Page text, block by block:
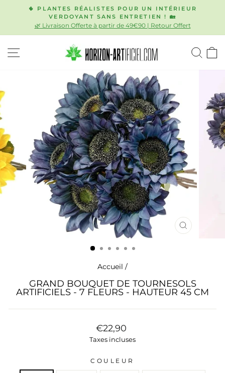
Diaporama
Pause
🌵 PLANTES RÉALISTES POUR UN INTÉRIEUR
VERDOYANT SANS ENTRETIEN ! 🏡
🌿 Livraison Offerte à partir de 49€90 | Retour Offert
NAVIGATION
FERMER
Accueil /
GRAND BOUQUET DE TOURNESOLS
ARTIFICIELS - 7 FLEURS - HAUTEUR 45 CM
Prix
régulier
€22,90
Taxes incluses
COULEUR